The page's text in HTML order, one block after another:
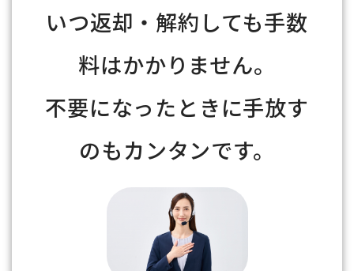
いつ返却・解約しても手数
料はかかりません。
不要になったときに手放す
のもカンタンです。